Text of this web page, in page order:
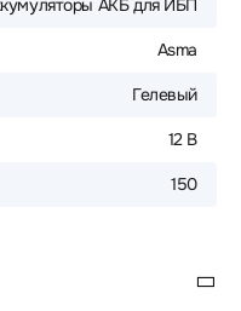
АКБ для ИБП
Asma
Гелевый
12 В
150